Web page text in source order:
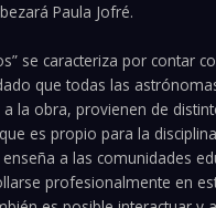
Paula Jofré.
se caracteriza por contar
que todas las
la obra, provienen de
es propio para la
a las comunidades
profesionalmente en